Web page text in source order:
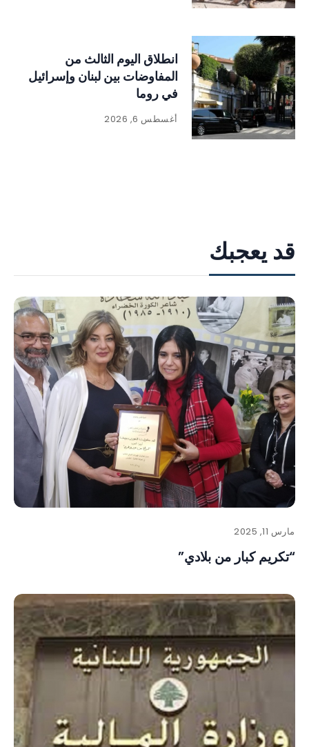
انطلاق اليوم الثالث من
المفاوضات بين لبنان وإسرائيل
في روما
أغسطس 6, 2026
قد يعجبك
مارس 11, 2025
“تكريم كبار من بلادي”